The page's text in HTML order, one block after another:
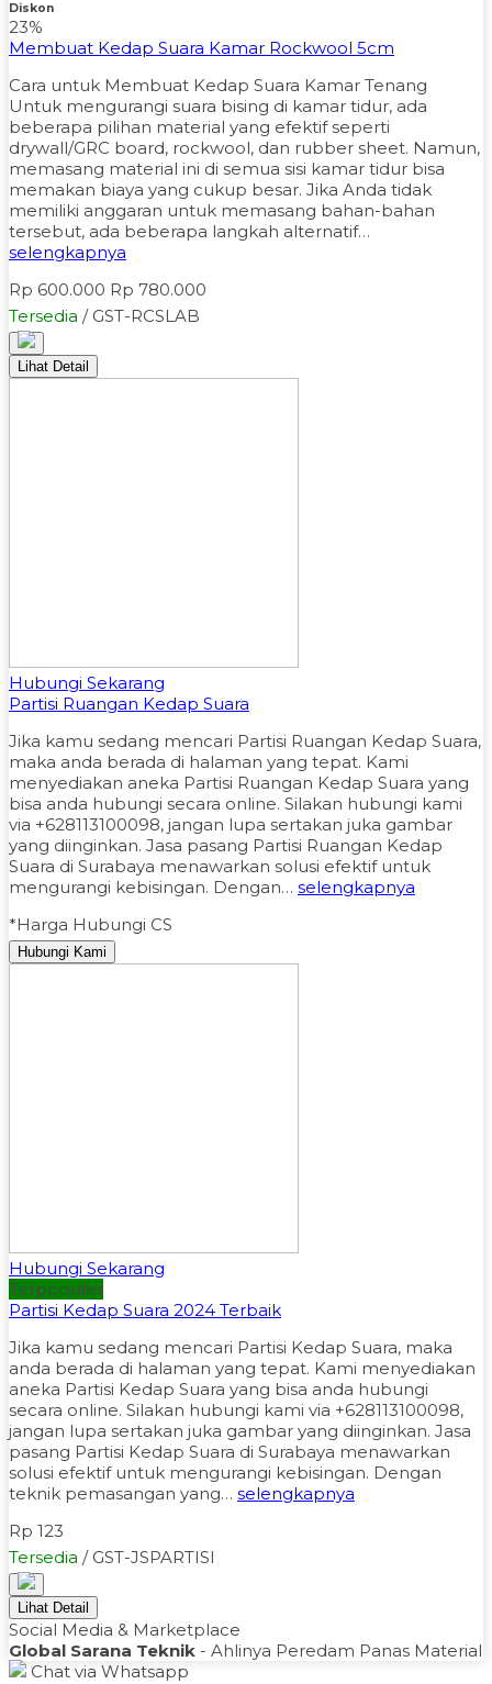
Diskon
23%
Membuat Kedap Suara Kamar Rockwool 5cm
Cara untuk Membuat Kedap Suara Kamar Tenang
Untuk mengurangi suara bising di kamar tidur, ada
beberapa pilihan material yang efektif seperti
drywall/GRC board, rockwool, dan rubber sheet. Namun,
memasang material ini di semua sisi kamar tidur bisa
memakan biaya yang cukup besar. Jika Anda tidak
memiliki anggaran untuk memasang bahan-bahan
tersebut, ada beberapa langkah alternatif…
selengkapnya
Rp 600.000 Rp 780.000
Tersedia / GST-RCSLAB
Lihat Detail
Hubungi Sekarang
Partisi Ruangan Kedap Suara
Jika kamu sedang mencari Partisi Ruangan Kedap Suara,
maka anda berada di halaman yang tepat. Kami
menyediakan aneka Partisi Ruangan Kedap Suara yang
bisa anda hubungi secara online. Silakan hubungi kami
via +628113100098, jangan lupa sertakan juka gambar
yang diinginkan. Jasa pasang Partisi Ruangan Kedap
Suara di Surabaya menawarkan solusi efektif untuk
mengurangi kebisingan. Dengan… selengkapnya
*Harga Hubungi CS
Hubungi Kami
Hubungi Sekarang
Terpopuler
Partisi Kedap Suara 2024 Terbaik
Jika kamu sedang mencari Partisi Kedap Suara, maka
anda berada di halaman yang tepat. Kami menyediakan
aneka Partisi Kedap Suara yang bisa anda hubungi
secara online. Silakan hubungi kami via +628113100098,
jangan lupa sertakan juka gambar yang diinginkan. Jasa
pasang Partisi Kedap Suara di Surabaya menawarkan
solusi efektif untuk mengurangi kebisingan. Dengan
teknik pemasangan yang… selengkapnya
Rp 123
Tersedia / GST-JSPARTISI
Lihat Detail
Social Media & Marketplace
Global Sarana Teknik - Ahlinya Peredam Panas Material
Chat via Whatsapp